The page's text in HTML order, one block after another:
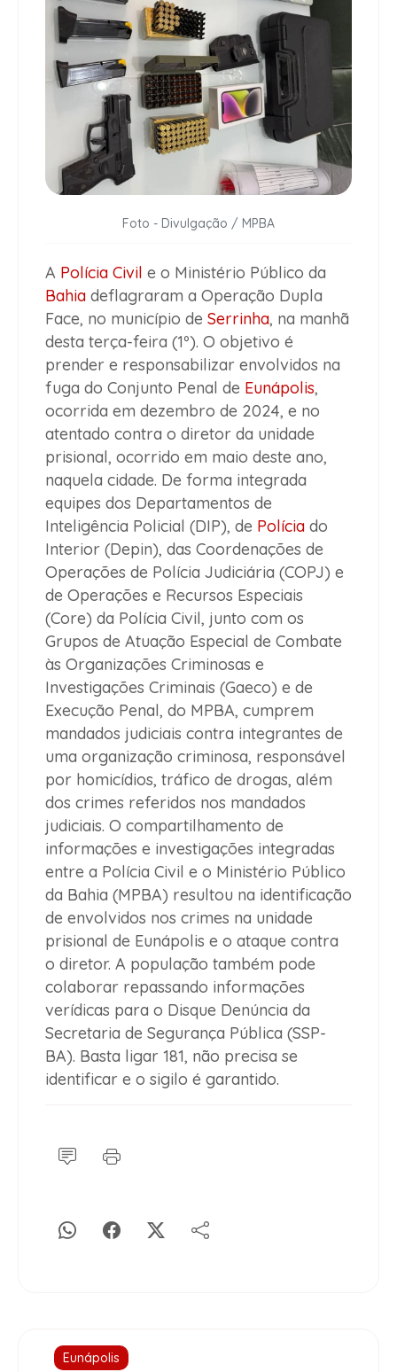
Foto - Divulgação / MPBA
A Polícia Civil e o Ministério Público da
Bahia deflagraram a Operação Dupla
Face, no município de Serrinha, na manhã
desta terça-feira (1º). O objetivo é
prender e responsabilizar envolvidos na
fuga do Conjunto Penal de Eunápolis,
ocorrida em dezembro de 2024, e no
atentado contra o diretor da unidade
prisional, ocorrido em maio deste ano,
naquela cidade. De forma integrada
equipes dos Departamentos de
Inteligência Policial (DIP), de Polícia do
Interior (Depin), das Coordenações de
Operações de Polícia Judiciária (COPJ) e
de Operações e Recursos Especiais
(Core) da Polícia Civil, junto com os
Grupos de Atuação Especial de Combate
às Organizações Criminosas e
Investigações Criminais (Gaeco) e de
Execução Penal, do MPBA, cumprem
mandados judiciais contra integrantes de
uma organização criminosa, responsável
por homicídios, tráfico de drogas, além
dos crimes referidos nos mandados
judiciais. O compartilhamento de
informações e investigações integradas
entre a Polícia Civil e o Ministério Público
da Bahia (MPBA) resultou na identificação
de envolvidos nos crimes na unidade
prisional de Eunápolis e o ataque contra
o diretor. A população também pode
colaborar repassando informações
verídicas para o Disque Denúncia da
Secretaria de Segurança Pública (SSP-
BA). Basta ligar 181, não precisa se
identificar e o sigilo é garantido.
Eunápolis